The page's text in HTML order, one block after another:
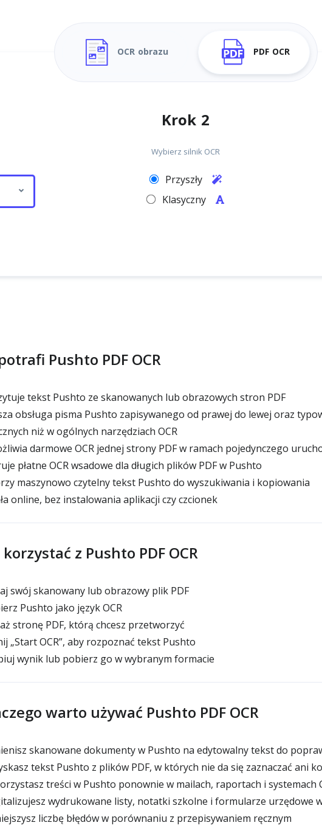
OCR obrazu PDF OCR
Krok 2
Wybierz silnik OCR
Przyszły
Klasyczny
Pushto PDF OCR
tekst Pushto ze skanowanych lub obrazowych stron PDF
obsługa pisma Pushto zapisywanego od prawej do lewej oraz
niż w ogólnych narzędziach OCR
darmowe OCR jednej strony PDF w ramach pojedynczego
płatne OCR wsadowe dla długich plików PDF w Pushto
maszynowo czytelny tekst Pushto do wyszukiwania i kopiowania
online, bez instalowania aplikacji czy czcionek
korzystać z Pushto PDF OCR
swój skanowany lub obrazowy plik PDF
Pushto jako język OCR
stronę PDF, którą chcesz przetworzyć
„Start OCR”, aby rozpoznać tekst Pushto
wynik lub pobierz go w wybranym formacie
warto używać Pushto PDF OCR
skanowane dokumenty w Pushto na edytowalny tekst do
tekst Pushto z plików PDF, w których nie da się zaznaczać ani
treści w Pushto ponownie w mailach, raportach i systemach
wydrukowane listy, notatki szkolne i formularze urzędowe
liczbę błędów w porównaniu z przepisywaniem ręcznym